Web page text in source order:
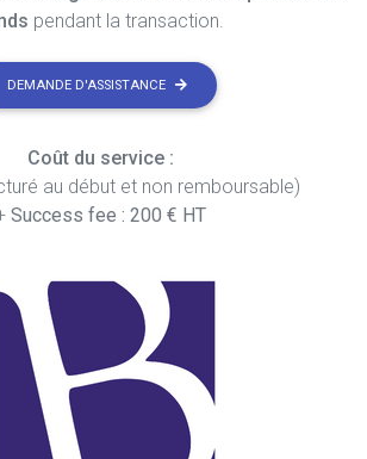
pendant la transaction.
DEMANDE D'ASSISTANCE
Coût du service :
au début et non remboursable)
Success fee : 200 € HT